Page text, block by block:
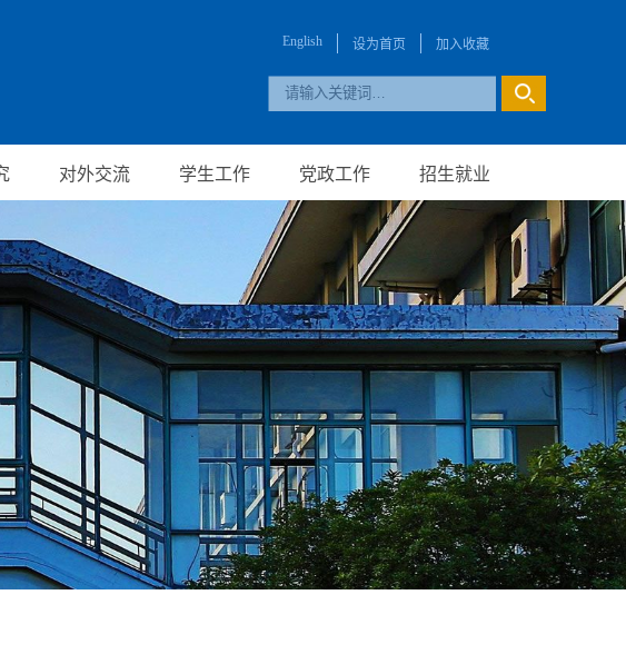
English 设为首页 加入收藏
对外交流 学生工作 党政工作 招生就业